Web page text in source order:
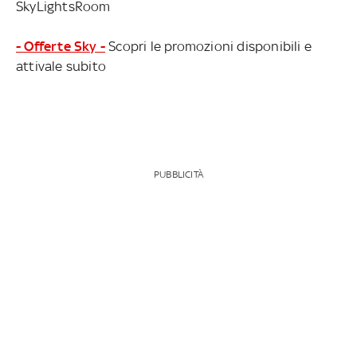
SkyLightsRoom
- Offerte Sky - Scopri le promozioni disponibili e
attivale subito
PUBBLICITÀ